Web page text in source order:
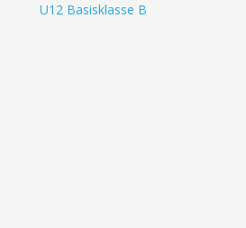
U12 Basisklasse B